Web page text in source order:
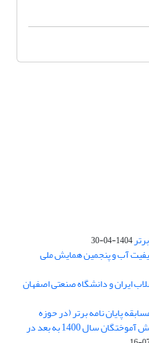
1404-04-30
آب و پنجمین همایش ملی
ایران و دانشگاه صنعتی اصفهان
پایان نامه برتر (در حوزه
علوم و مهندسی آب و فاضلاب) ویژه دانش آموختگان سال 1400 به بعد در